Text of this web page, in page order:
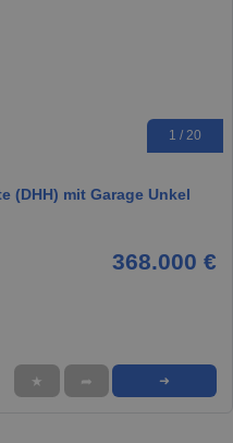
1 / 20
(DHH) mit Garage Unkel
368.000 €
★ ➦ ➜